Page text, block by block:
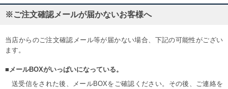
※ご注文確認メールが届かないお客様へ
当店からのご注文確認メール等が届かない場合、下記の可能性がござい
ます。
■メールBOXがいっぱいになっている。
送受信をされた後、メールBOXをご確認ください。その後、ご連絡を